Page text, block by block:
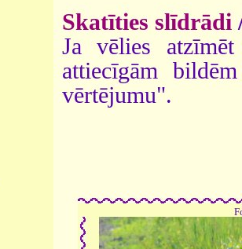
Skatīties slīdrādi
Ja vēlies
attiecīgām
vērtējumu".